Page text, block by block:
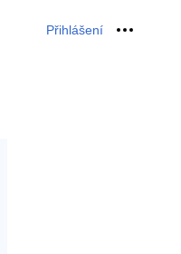
Přihlášení Osobní